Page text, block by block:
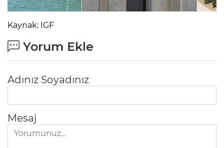
Kaynak: IGF
Yorum Ekle
Adınız Soyadınız
Mesaj